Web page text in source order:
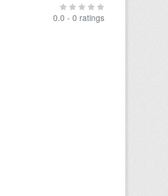
0.0 - 0 ratings